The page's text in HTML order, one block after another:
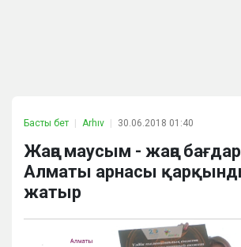
Басты бет Arhıv 30.06.2018 01:40
Жаңа маусым - жаңа
Алматы арнасы
жатыр